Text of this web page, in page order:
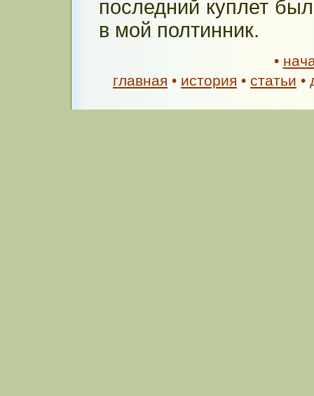
последний куплет
в мой полтинник.
•
главная • история • статьи •